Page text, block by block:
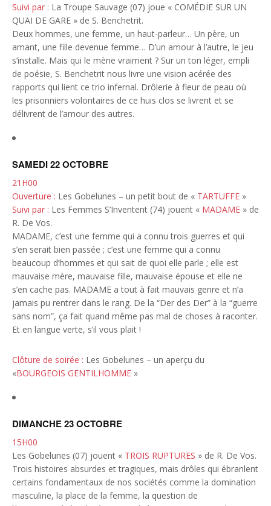
Suivi par : La Troupe Sauvage (07) joue « COMÉDIE SUR UN
QUAI DE GARE » de S. Benchetrit.
Deux hommes, une femme, un haut-parleur… Un père, un
amant, une fille devenue femme… D’un amour à l’autre, le jeu
s’installe. Mais qui le mène vraiment ? Sur un ton léger, empli
de poésie, S. Benchetrit nous livre une vision acérée des
rapports qui lient ce trio infernal. Drôlerie à fleur de peau où
les prisonniers volontaires de ce huis clos se livrent et se
délivrent de l’amour des autres.
SAMEDI 22 OCTOBRE
21H00
Ouverture : Les Gobelunes – un petit bout de « TARTUFFE »
Suivi par : Les Femmes S’Inventent (74) jouent « MADAME » de
R. De Vos.
MADAME, c’est une femme qui a connu trois guerres et qui
s’en serait bien passée ; c’est une femme qui a connu
beaucoup d’hommes et qui sait de quoi elle parle ; elle est
mauvaise mère, mauvaise fille, mauvaise épouse et elle ne
s’en cache pas. MADAME a tout à fait mauvais genre et n’a
jamais pu rentrer dans le rang. De la “Der des Der” à la “guerre
sans nom”, ça fait quand même pas mal de choses à raconter.
Et en langue verte, s’il vous plait !
Clôture de soirée : Les Gobelunes – un aperçu du
«BOURGEOIS GENTILHOMME »
DIMANCHE 23 OCTOBRE
15H00
Les Gobelunes (07) jouent « TROIS RUPTURES » de R. De Vos.
Trois histoires absurdes et tragiques, mais drôles qui ébranlent
certains fondamentaux de nos sociétés comme la domination
masculine, la place de la femme, la question de